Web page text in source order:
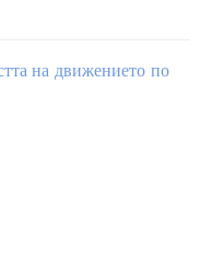
на движението по